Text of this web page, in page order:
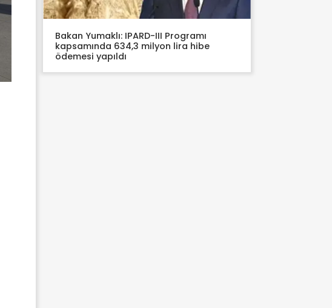
Bakan Yumaklı: IPARD-III Programı
kapsamında 634,3 milyon lira hibe
ödemesi yapıldı